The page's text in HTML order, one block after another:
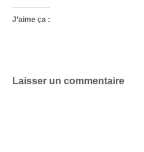
J’aime ça :
Laisser un commentaire